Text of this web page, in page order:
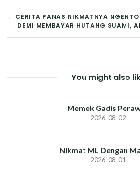
POST
NAVIGATION
← CERITA PANAS NIKMATNYA
DEMI MEMBAYAR HUTANG SUAMI,
You might also
Memek Gadis
2026-08-02
Nikmat ML Dengan
2026-08-01